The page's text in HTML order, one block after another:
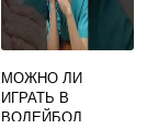
МОЖНО ЛИ
ИГРАТЬ В
ВОЛЕЙБОЛ